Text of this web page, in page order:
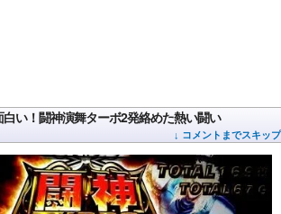
い！闘神演舞ターボ2発絡めた熱い闘い
↓ コメントまでスキップ